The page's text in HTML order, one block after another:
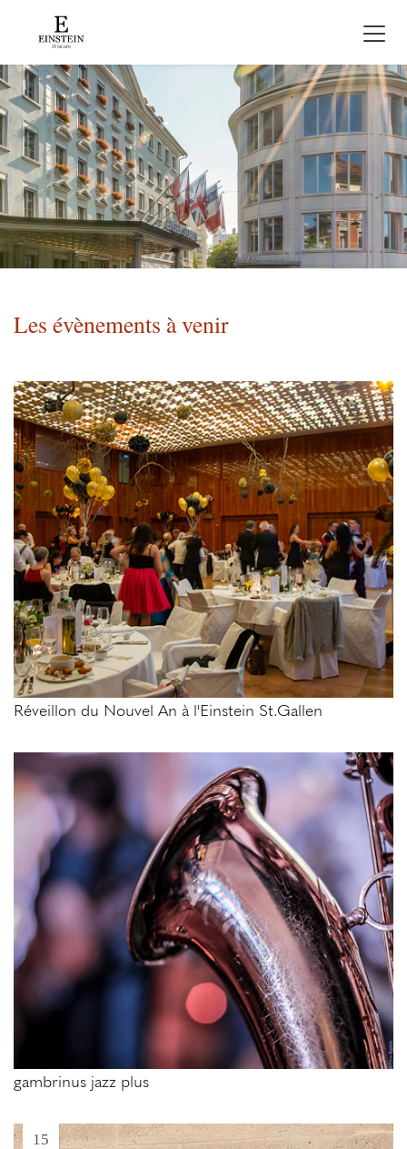
Les évènements à venir
Réveillon du Nouvel An à l'Einstein St.Gallen
gambrinus jazz plus
15